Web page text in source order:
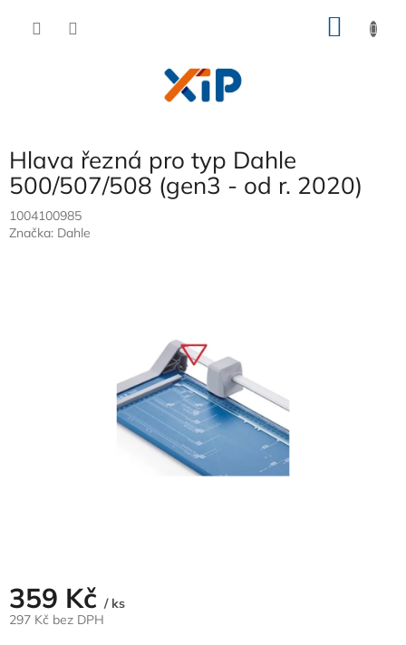
Hlava řezná pro typ Dahle
500/507/508 (gen3 - od r. 2020)
1004100985
Značka: Dahle
359 Kč / ks
297 Kč bez DPH